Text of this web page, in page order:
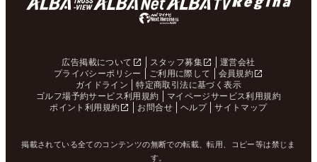
広告掲載について スタッフ募集
運営会社
プライバシーポリシー
ご利用に際して
会員規約
ガイドライン
特定商取引法に基づく表示
ゴルフ場予約サービス利用規約
マイページサービス利用規約
ポイント利用規約
お問合せ ヘルプ サイトマップ
掲載されている全てのコンテンツの無断での転載、転用、コピー等は禁じま
す。